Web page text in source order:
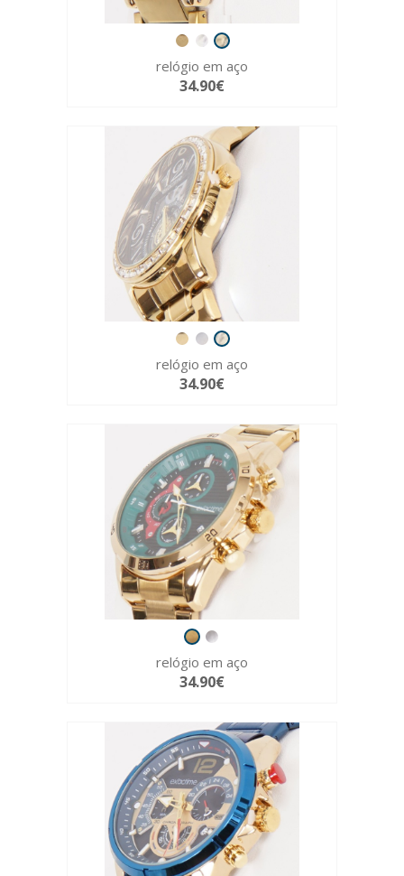
relógio em aço
34.90€
relógio em aço
34.90€
relógio em aço
34.90€